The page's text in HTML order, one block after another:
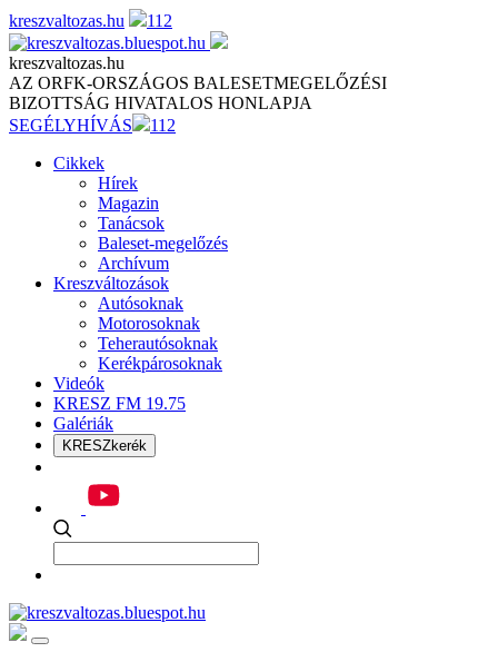
Skip
to
content
kreszvaltozas.hu 112
kreszvaltozas.hu
AZ ORFK-ORSZÁGOS BALESETMEGELŐZÉSI
BIZOTTSÁG HIVATALOS HONLAPJA
SEGÉLYHÍVÁS
112
Cikkek
Hírek
Magazin
Tanácsok
Baleset-megelőzés
Archívum
Kreszváltozások
Autósoknak
Motorosoknak
Teherautósoknak
Kerékpárosoknak
Videók
KRESZ FM 19.75
Galériák
KRESZkerék